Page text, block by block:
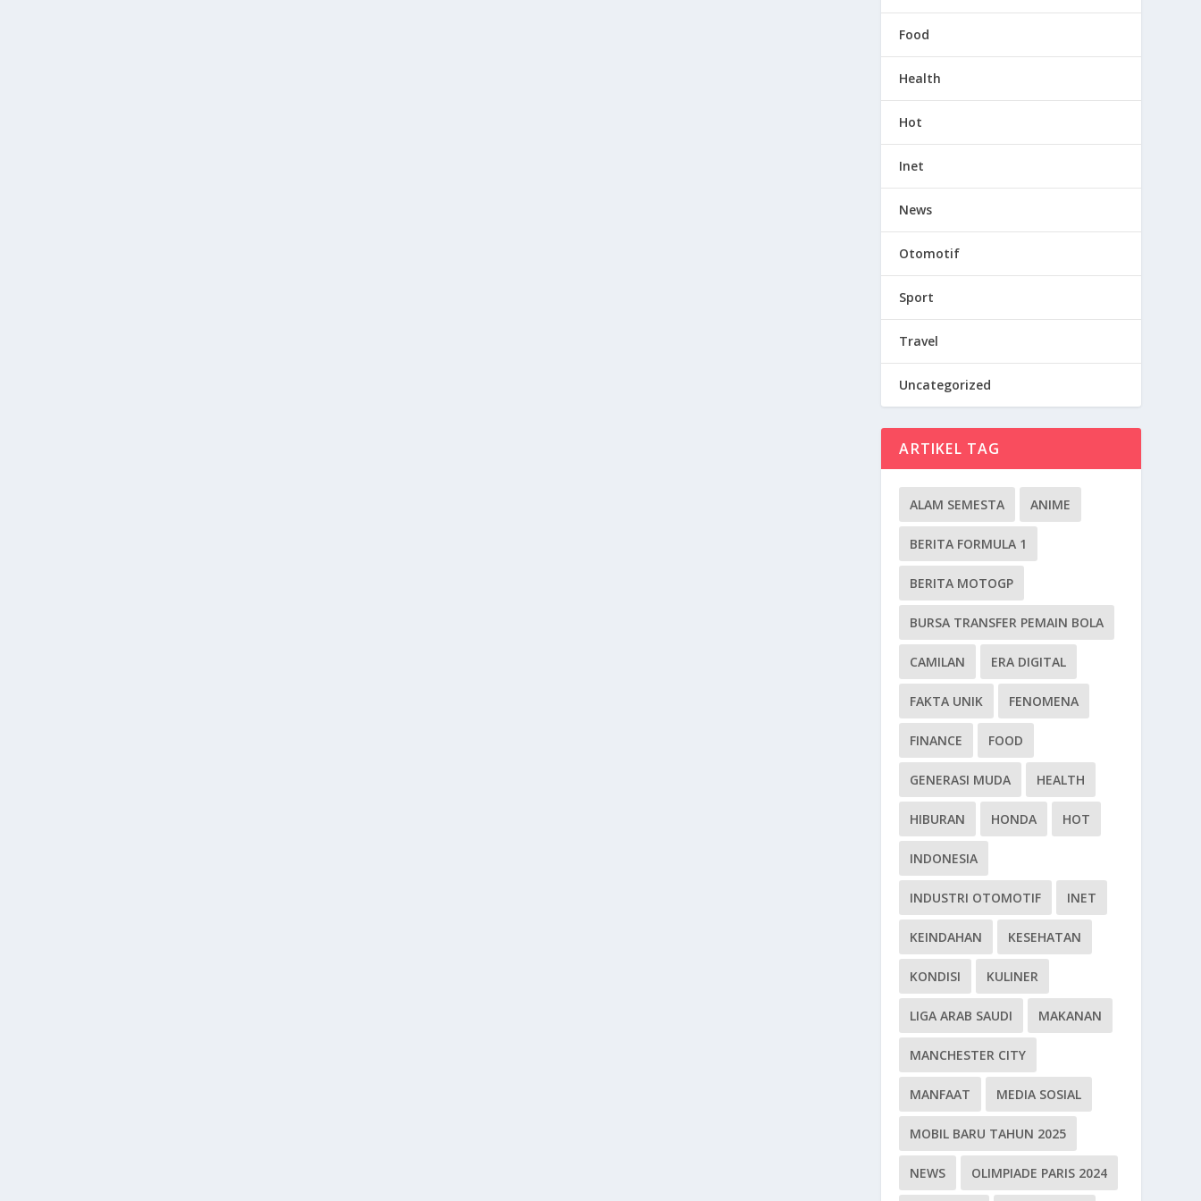
Food
Health
Hot
Inet
News
Otomotif
Sport
Travel
Uncategorized
ARTIKEL TAG
ALAM SEMESTA ANIME
BERITA FORMULA 1
BERITA MOTOGP
BURSA TRANSFER PEMAIN BOLA
CAMILAN ERA DIGITAL
FAKTA UNIK FENOMENA
FINANCE FOOD
GENERASI MUDA HEALTH
HIBURAN HONDA HOT
INDONESIA
INDUSTRI OTOMOTIF INET
KEINDAHAN KESEHATAN
KONDISI KULINER
LIGA ARAB SAUDI MAKANAN
MANCHESTER CITY
MANFAAT MEDIA SOSIAL
MOBIL BARU TAHUN 2025
NEWS OLIMPIADE PARIS 2024